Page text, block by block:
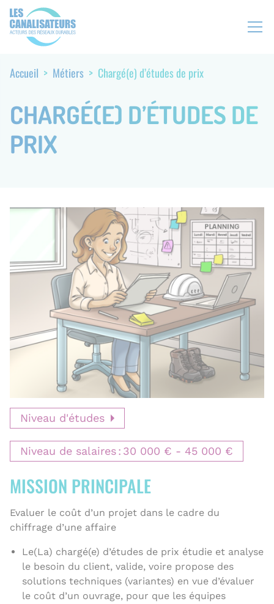
Aller
au
contenu
N
a
t
i
o
n
d
a
i
r
e
F
A
n
Accueil Métiers Chargé(e) d’études de prix
CHARGÉ(E) D’ÉTUDES DE
PRIX
Niveau d'études
Niveau de salaires 30 000 € 45 000 €
MISSION PRINCIPALE
Evaluer le coût d’un projet dans le cadre du
chiffrage d’une affaire
Le(La) chargé(e) d’études de prix étudie et analyse
le besoin du client, valide, voire propose des
solutions techniques (variantes) en vue d’évaluer
le coût d’un ouvrage, pour que les équipes
Panneau de gestion des cookies